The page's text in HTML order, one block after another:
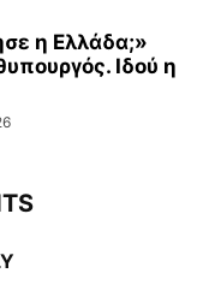
η Ελλάδα;»
Ιδού η